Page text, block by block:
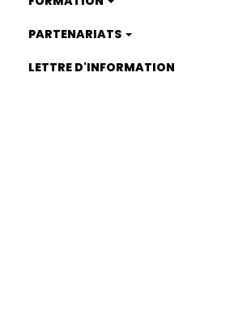
PARTENARIATS
LETTRE D'INFORMATION